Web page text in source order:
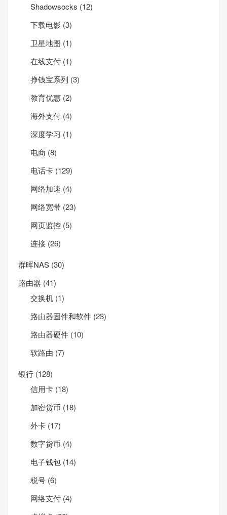
Shadowsocks (12)
下载电影 (3)
卫星地图 (1)
在线支付 (1)
挣钱宝系列 (3)
教育优惠 (2)
海外支付 (4)
深度学习 (1)
电商 (8)
电话卡 (129)
网络加速 (4)
网络宽带 (23)
网页监控 (5)
连接 (26)
群晖NAS (30)
路由器 (41)
交换机 (1)
路由器固件和软件 (23)
路由器硬件 (10)
软路由 (7)
银行 (128)
信用卡 (18)
加密货币 (18)
外卡 (17)
数字货币 (4)
电子钱包 (14)
税号 (6)
网络支付 (4)